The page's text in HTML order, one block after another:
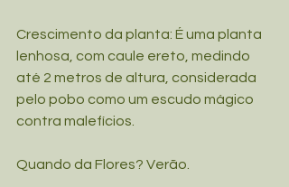
Crescimento da planta: É uma planta
lenhosa, com caule ereto, medindo
até 2 metros de altura, considerada
pelo pobo como um escudo mágico
contra malefícios.
Quando da Flores? Verão.